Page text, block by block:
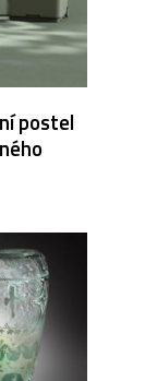
postel